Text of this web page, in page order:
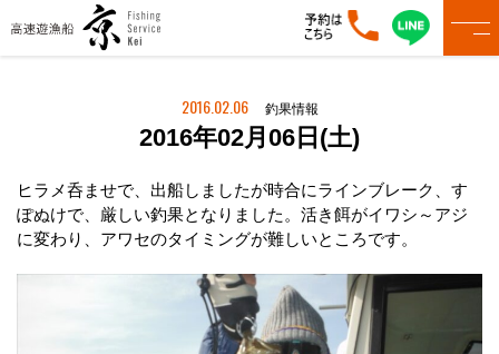
2016.02.06 釣果情報
2016年02月06日(土)
ヒラメ呑ませで、出船しましたが時合にラインブレーク、す
ぽぬけで、厳しい釣果となりました。活き餌がイワシ～アジ
に変わり、アワセのタイミングが難しいところです。